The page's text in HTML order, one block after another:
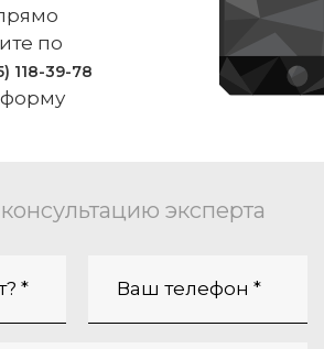
по
118-39-78
эксперта